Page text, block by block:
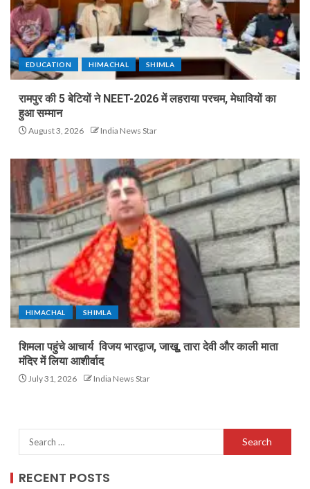
EDUCATION HIMACHAL SHIMLA
रामपुर की 5 बेटियों ने NEET-2026 में लहराया परचम, मेधावियों का
हुआ सम्मान
August 3, 2026 India News Star
HIMACHAL SHIMLA
शिमला पहुंचे आचार्य विजय भारद्वाज, जाखू, तारा देवी और काली माता
मंदिर में लिया आशीर्वाद
July 31, 2026 India News Star
RECENT POSTS